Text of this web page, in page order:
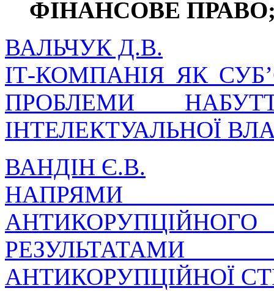
ФІНАНСОВЕ
ВАЛЬЧУК Д.В.
ІТ-КОМПАНІЯ ЯК
ПРОБЛЕМИ
ІНТЕЛЕКТУАЛЬНОЇ
ВАНДІН Є.В.
НАПРЯМИ
АНТИКОРУПЦІЙНОЇ